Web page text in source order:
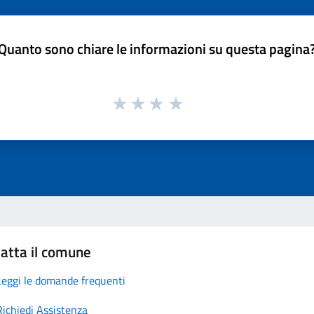
sono chiare le informazioni su questa
il comune
le domande frequenti
Assistenza